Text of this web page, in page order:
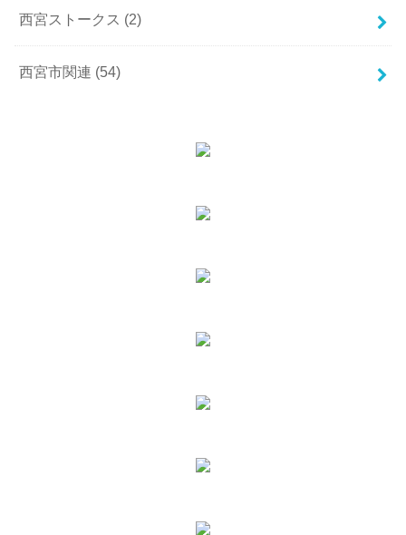
西宮ストークス (2)
西宮市関連 (54)